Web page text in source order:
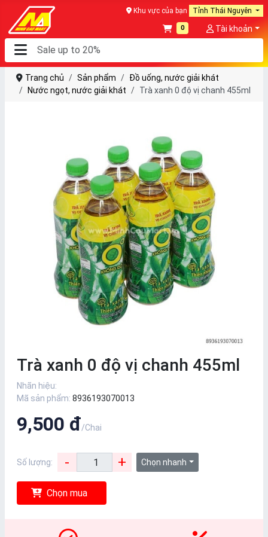
Khu vực của bạn Tỉnh Thái Nguyên
0 Tài khoản
Trang chủ Sản phẩm
Đồ uống, nước giải khát
Nước ngọt, nước giải khát
Trà xanh 0 độ vị chanh 455ml
Trà xanh 0 độ vị chanh 455ml
Nhãn hiệu:
Mã sản phẩm: 8936193070013
9,500 đ/Chai
Số lượng: - + Chọn nhanh
Chọn mua